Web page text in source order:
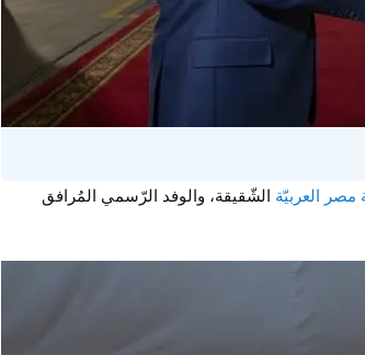
العربيّة الشّقيقة، والوفد الرّسمي المُرافق